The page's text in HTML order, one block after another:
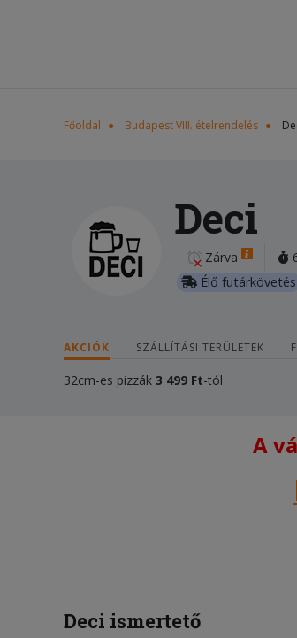
Főoldal Budapest VIII. ételrendelés
Deci
Zárva
Élő futárkövetés
AKCIÓK SZÁLLÍTÁSI TERÜLETEK
32cm-es pizzák 3 499 Ft-tól
A
Deci ismertető